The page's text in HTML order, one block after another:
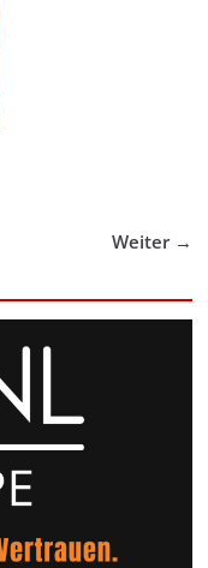
Weiter →